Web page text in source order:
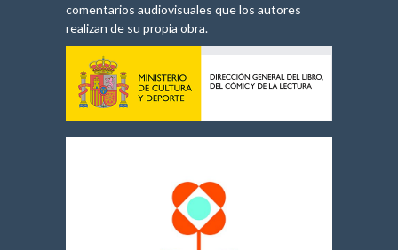
comentarios audiovisuales que los autores
realizan de su propia obra.